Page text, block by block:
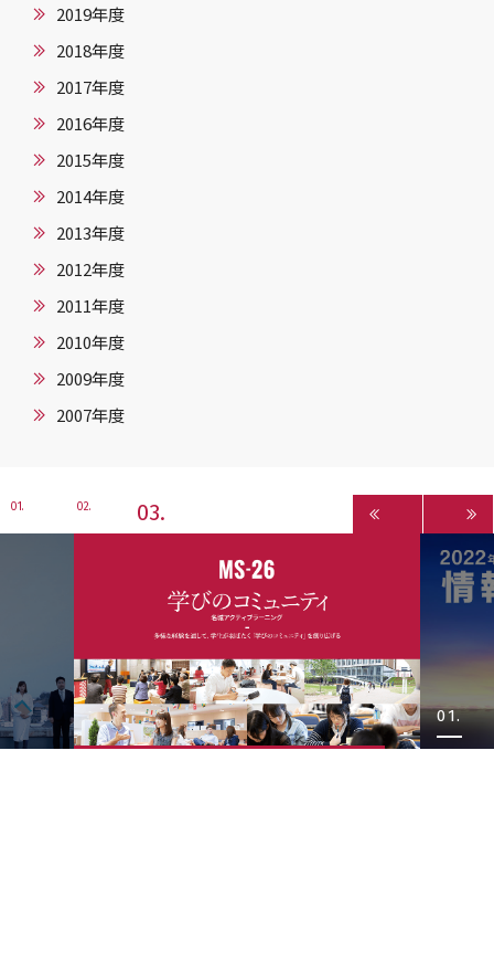
2019年度
2018年度
2017年度
2016年度
2015年度
2014年度
2013年度
2012年度
2011年度
2010年度
2009年度
2007年度
1 2 3